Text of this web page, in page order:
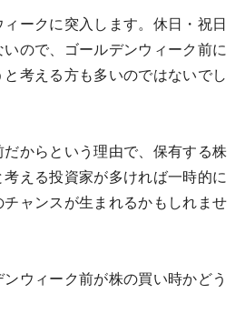
ークに突入します。休日・祝日
ので、ゴールデンウィーク前に
考える方も多いのではないでし
からという理由で、保有する株
える投資家が多ければ一時的に
ャンスが生まれるかもしれませ
ウィーク前が株の買い時かどう